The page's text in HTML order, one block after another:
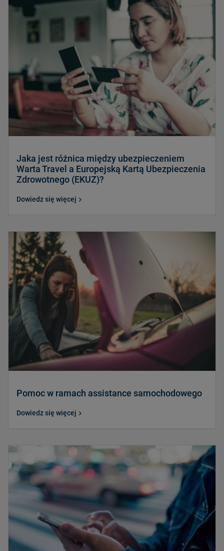
Jaka jest różnica między ubezpieczeniem
Warta Travel a Europejską Kartą Ubezpieczenia
Zdrowotnego (EKUZ)?
Dowiedz się więcej
Pomoc w ramach assistance samochodowego
Dowiedz się więcej